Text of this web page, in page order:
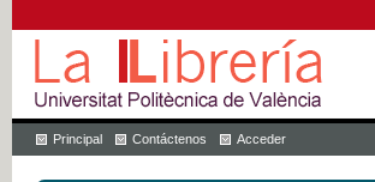
Principal Contáctenos Acceder